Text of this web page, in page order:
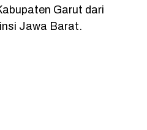
Garut dari
Jawa Barat.